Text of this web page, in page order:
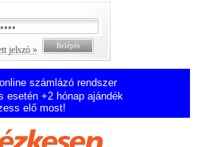
jelszó »
online számlázó rendszer
esetén +2 hónap ajándék
elő most!